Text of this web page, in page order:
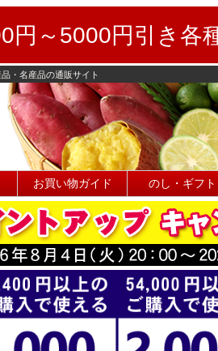
～5000円引き各
・名産品の通販サイト
お買い物ガイド のし・ギフト